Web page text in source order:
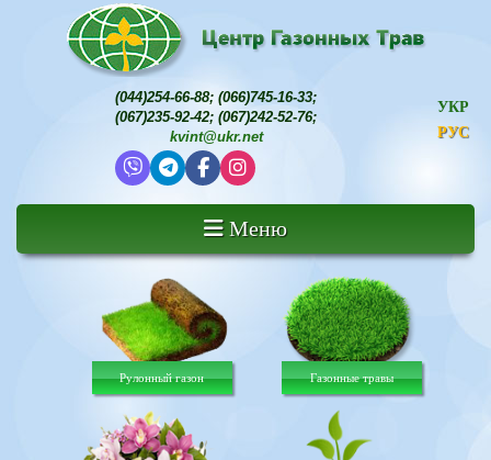
(044)254-66-88; (066)745-16-33;
(067)235-92-42; (067)242-52-76;
kvint@ukr.net
УКР
РУС
Меню
Рулонный газон Газонные травы